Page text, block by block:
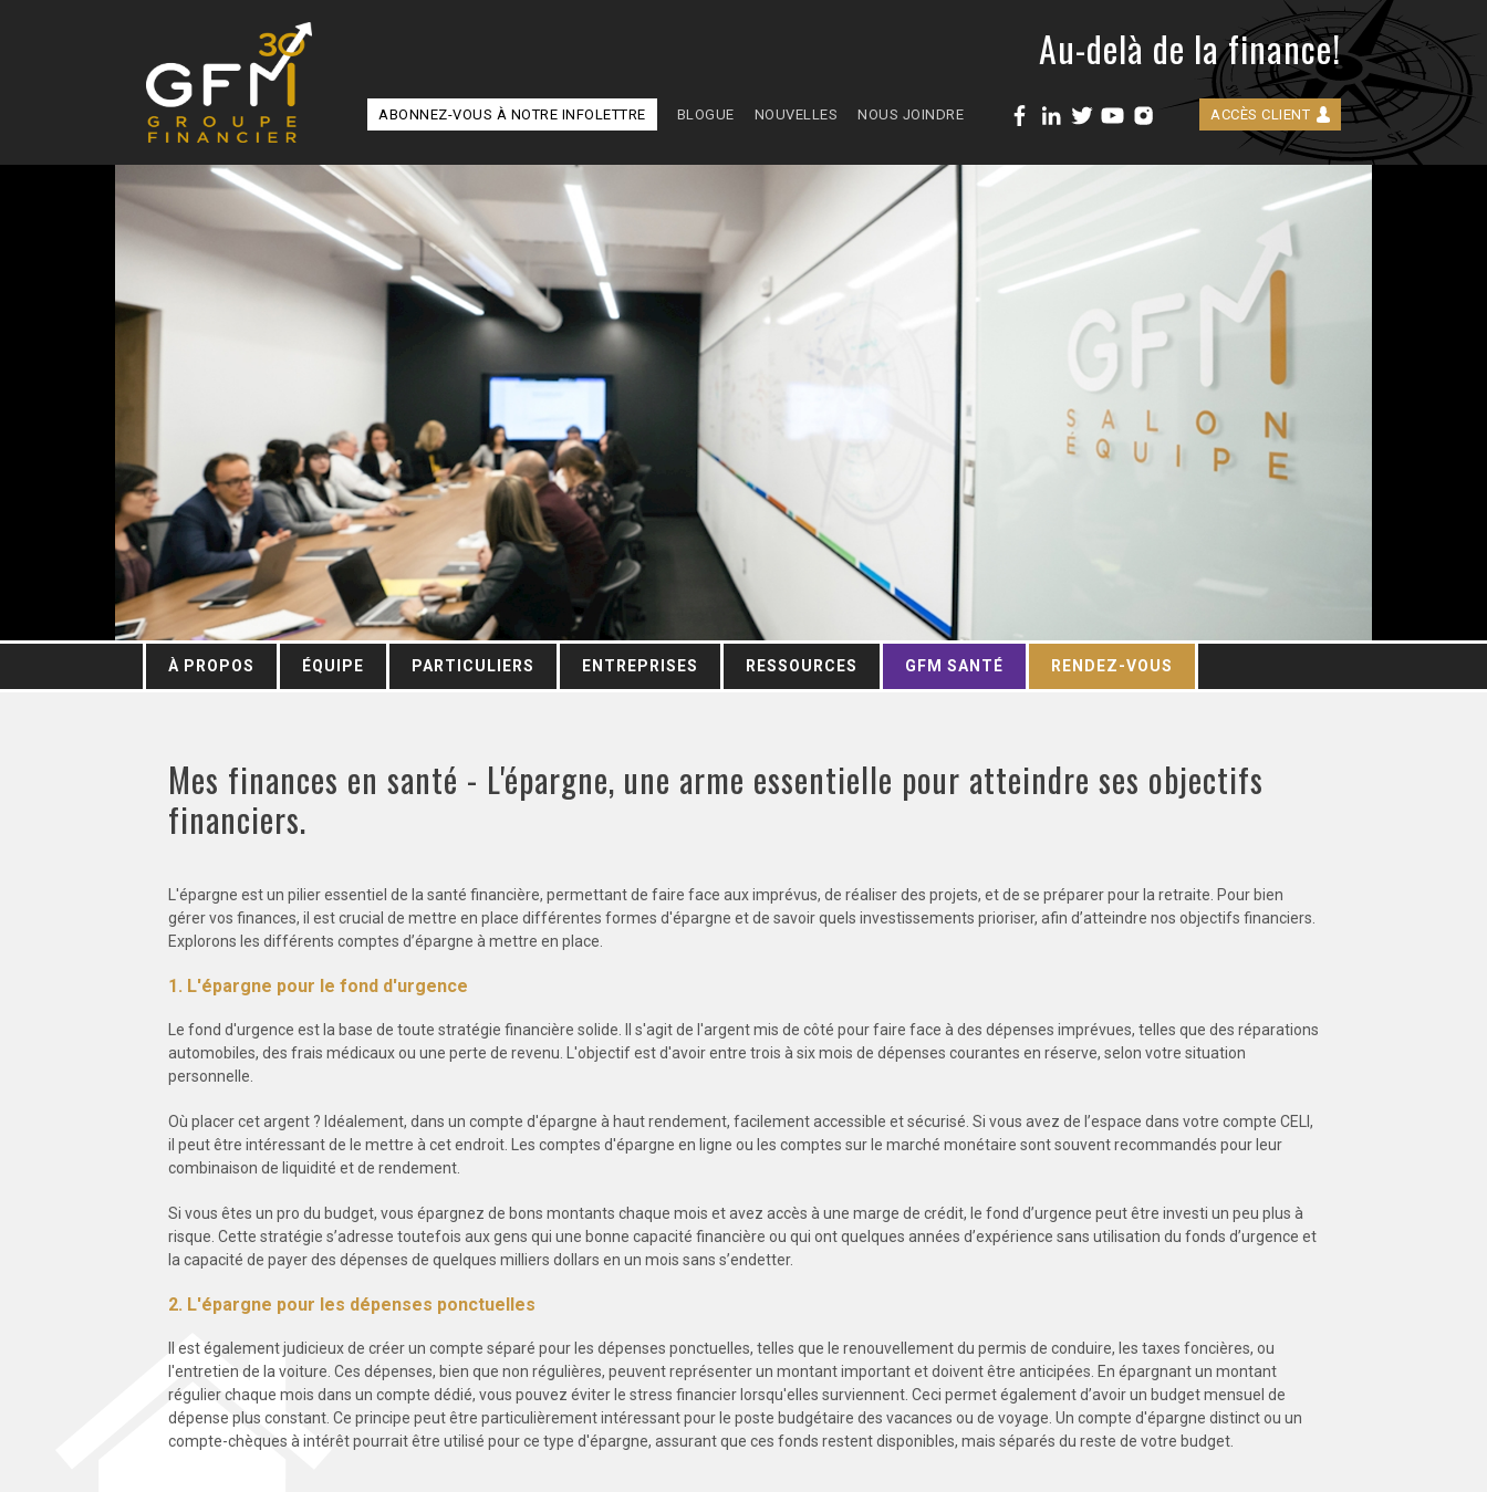
Au-delà de la finance!
ABONNEZ-VOUS À NOTRE INFOLETTRE BLOGUE NOUVELLES NOUS JOINDRE ACCÈS CLIENT
À PROPOS ÉQUIPE PARTICULIERS ENTREPRISES RESSOURCES GFM SANTÉ RENDEZ-VOUS
Mes finances en santé - L'épargne, une arme essentielle pour atteindre ses objectifs
financiers.
L'épargne est un pilier essentiel de la santé financière, permettant de faire face aux imprévus, de réaliser des projets, et de se préparer pour la retraite. Pour bien
gérer vos finances, il est crucial de mettre en place différentes formes d'épargne et de savoir quels investissements prioriser, afin d’atteindre nos objectifs financiers.
Explorons les différents comptes d’épargne à mettre en place.
1. L'épargne pour le fond d'urgence
Le fond d'urgence est la base de toute stratégie financière solide. Il s'agit de l'argent mis de côté pour faire face à des dépenses imprévues, telles que des réparations
automobiles, des frais médicaux ou une perte de revenu. L'objectif est d'avoir entre trois à six mois de dépenses courantes en réserve, selon votre situation
personnelle.
Où placer cet argent ? Idéalement, dans un compte d'épargne à haut rendement, facilement accessible et sécurisé. Si vous avez de l’espace dans votre compte CELI,
il peut être intéressant de le mettre à cet endroit. Les comptes d'épargne en ligne ou les comptes sur le marché monétaire sont souvent recommandés pour leur
combinaison de liquidité et de rendement.
Si vous êtes un pro du budget, vous épargnez de bons montants chaque mois et avez accès à une marge de crédit, le fond d’urgence peut être investi un peu plus à
risque. Cette stratégie s’adresse toutefois aux gens qui une bonne capacité financière ou qui ont quelques années d’expérience sans utilisation du fonds d’urgence et
la capacité de payer des dépenses de quelques milliers dollars en un mois sans s’endetter.
2. L'épargne pour les dépenses ponctuelles
Il est également judicieux de créer un compte séparé pour les dépenses ponctuelles, telles que le renouvellement du permis de conduire, les taxes foncières, ou
l'entretien de la voiture. Ces dépenses, bien que non régulières, peuvent représenter un montant important et doivent être anticipées. En épargnant un montant
régulier chaque mois dans un compte dédié, vous pouvez éviter le stress financier lorsqu'elles surviennent. Ceci permet également d’avoir un budget mensuel de
dépense plus constant. Ce principe peut être particulièrement intéressant pour le poste budgétaire des vacances ou de voyage. Un compte d'épargne distinct ou un
compte-chèques à intérêt pourrait être utilisé pour ce type d'épargne, assurant que ces fonds restent disponibles, mais séparés du reste de votre budget.